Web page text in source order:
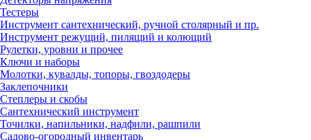
Тестеры
Инструмент сантехнический, ручной столярный и пр.
Инструмент режущий, пилящий и колющий
Рулетки, уровни и прочее
Ключи и наборы
Молотки, кувалды, топоры, гвоздодеры
Заклепочники
Степлеры и скобы
Сантехнический инструмент
Точилки, напильники, надфили, рашпили
Садово-огородный инвентарь